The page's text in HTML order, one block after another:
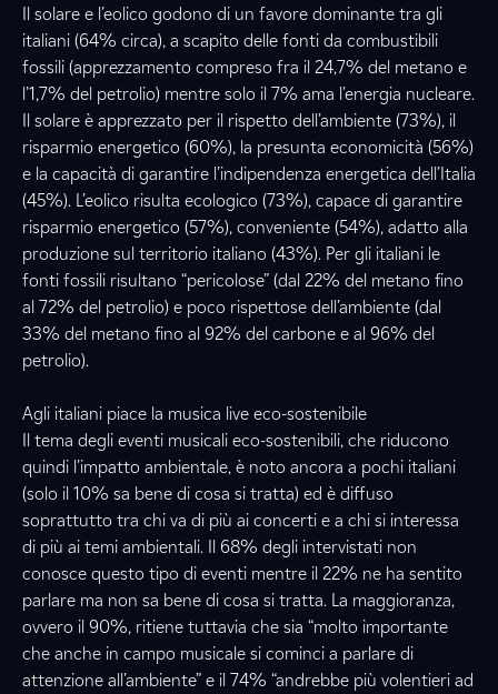
Il solare e l’eolico godono di un favore dominante tra gli
italiani (64% circa), a scapito delle fonti da combustibili
fossili (apprezzamento compreso fra il 24,7% del metano e
l’1,7% del petrolio) mentre solo il 7% ama l’energia nucleare.
Il solare è apprezzato per il rispetto dell’ambiente (73%), il
risparmio energetico (60%), la presunta economicità (56%)
e la capacità di garantire l’indipendenza energetica dell’Italia
(45%). L’eolico risulta ecologico (73%), capace di garantire
risparmio energetico (57%), conveniente (54%), adatto alla
produzione sul territorio italiano (43%). Per gli italiani le
fonti fossili risultano “pericolose” (dal 22% del metano fino
al 72% del petrolio) e poco rispettose dell’ambiente (dal
33% del metano fino al 92% del carbone e al 96% del
petrolio).
Agli italiani piace la musica live eco-sostenibile
Il tema degli eventi musicali eco-sostenibili, che riducono
quindi l’impatto ambientale, è noto ancora a pochi italiani
(solo il 10% sa bene di cosa si tratta) ed è diffuso
soprattutto tra chi va di più ai concerti e a chi si interessa
di più ai temi ambientali. Il 68% degli intervistati non
conosce questo tipo di eventi mentre il 22% ne ha sentito
parlare ma non sa bene di cosa si tratta. La maggioranza,
ovvero il 90%, ritiene tuttavia che sia “molto importante
che anche in campo musicale si cominci a parlare di
attenzione all’ambiente” e il 74% “andrebbe più volentieri ad